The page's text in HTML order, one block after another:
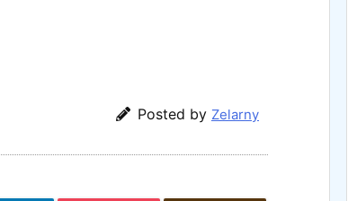
Posted by Zelarny